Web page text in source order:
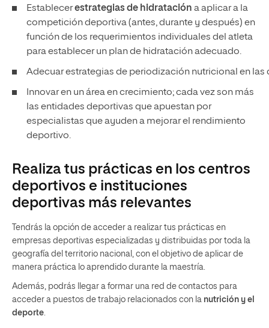
Establecerestrategias de hidratación a aplicar a la
competición deportiva (antes, durante y después) en
función de los requerimientos individuales del atleta
para establecer un plan de hidratación adecuado.
Adecuar estrategias de periodización nutricional en
Innovar en un área en crecimiento; cada vez son más
las entidades deportivas que apuestan por
especialistas que ayuden a mejorar el rendimiento
deportivo.
Realiza tus prácticas en los centros
deportivos e instituciones
deportivas más relevantes
Tendrás la opción de acceder a realizar tus prácticas en
empresas deportivas especializadas y distribuidas por toda la
geografía del territorio nacional, con el objetivo de aplicar de
manera práctica lo aprendido durante la maestría.
Además, podrás llegar a formar una red de contactos para
acceder a puestos de trabajo relacionados con la nutrición y el
deporte.